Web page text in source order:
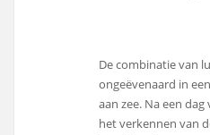
De combinatie van
ongeëvenaard in
aan zee. Na een
het verkennen van